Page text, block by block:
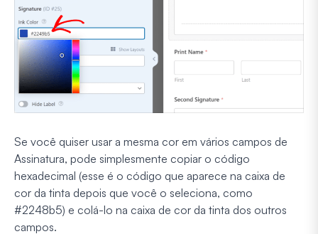
Se você quiser usar a mesma cor em vários campos de
Assinatura, pode simplesmente copiar o código
hexadecimal (esse é o código que aparece na caixa de
cor da tinta depois que você o seleciona, como
#2248b5) e colá-lo na caixa de cor da tinta dos outros
campos.